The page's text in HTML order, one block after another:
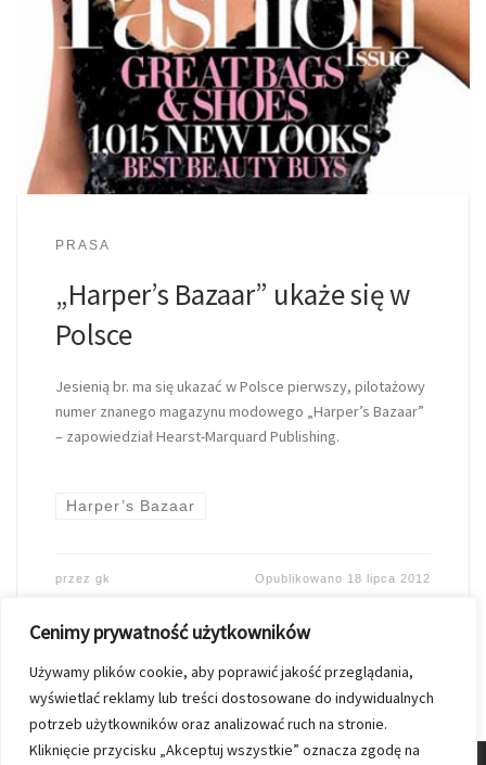
Cenimy prywatność użytkowników
Używamy plików cookie, aby poprawić jakość przeglądania,
wyświetlać reklamy lub treści dostosowane do indywidualnych
potrzeb użytkowników oraz analizować ruch na stronie.
Kliknięcie przycisku „Akceptuj wszystkie” oznacza zgodę na
PRASA
„Harper’s Bazaar” ukaże się w
Polsce
Jesienią br. ma się ukazać w Polsce pierwszy, pilotażowy
numer znanego magazynu modowego „Harper’s Bazaar”
– zapowiedział Hearst-Marquard Publishing.
Harper’s Bazaar
przez gk Opublikowano 18 lipca 2012